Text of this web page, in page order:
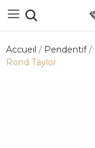
Accueil Pendentif
Rond Taylor